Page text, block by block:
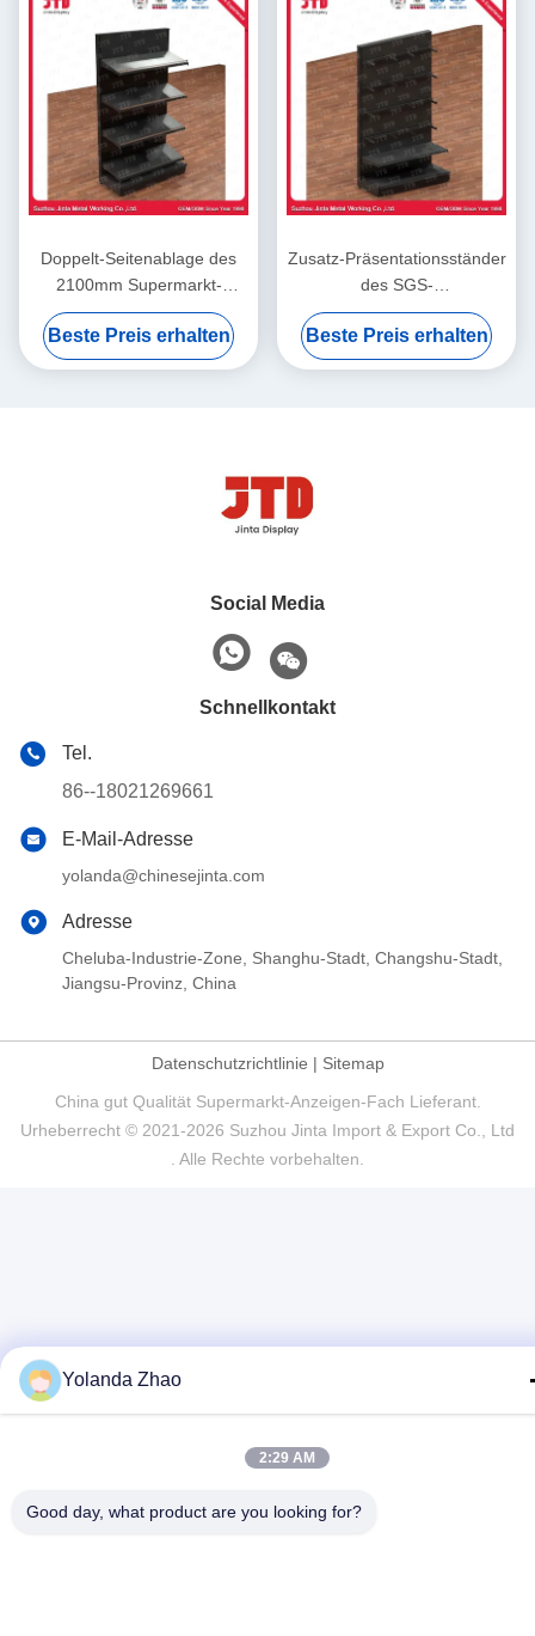
Doppelt-Seitenablage des
2100mm Supermarkt-
Anzeigen-Fach-ISO9001
Beste Preis erhalten
Zusatz-Präsentationsständer
des SGS-
Gemischtwarenladen-
Gondel-Fach-2100mm
Beste Preis erhalten
Social Media
Schnellkontakt
Tel.
86--18021269661
E-Mail-Adresse
yolanda@chinesejinta.com
Adresse
Cheluba-Industrie-Zone, Shanghu-Stadt, Changshu-Stadt,
Jiangsu-Provinz, China
Datenschutzrichtlinie | Sitemap
China gut Qualität Supermarkt-Anzeigen-Fach Lieferant.
Urheberrecht © 2021-2026 Suzhou Jinta Import & Export Co., Ltd
. Alle Rechte vorbehalten.
Yolanda Zhao
2:29 AM
Good day, what product are you looking for?